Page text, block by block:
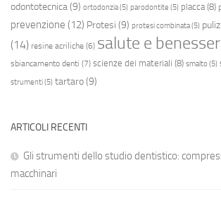
odontotecnica (9) ortodonzia(5) parodontite (5) placca(8)
prevenzione (12) Protesi (9) protesi combinata(5)
(14) resine acriliche (6) salute e
sbiancamento denti (7) scienze dei materiali (8) smalto(5)
strumenti(5) tartaro(9)
ARTICOLI RECENTI
Gli strumenti dello studio dentistico:
macchinari